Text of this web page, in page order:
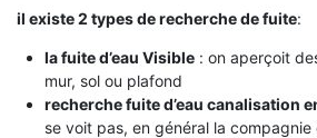
il existe 2 types de recherche de fuite:
la fuite d’eau Visible: on aperçoit
mur, sol ou plafond
recherche fuite d’eau canalisation
se voit pas, en général la compagnie